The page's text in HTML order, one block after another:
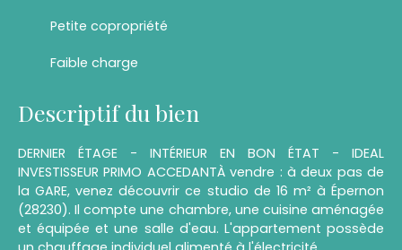
Petite copropriété
Faible charge
Descriptif du bien
DERNIER ÉTAGE - INTÉRIEUR EN BON ÉTAT - IDEAL
INVESTISSEUR PRIMO ACCEDANTÀ vendre : à deux pas de
la GARE, venez découvrir ce studio de 16 m² à Épernon
(28230). Il compte une chambre, une cuisine aménagée
et équipée et une salle d'eau. L'appartement possède